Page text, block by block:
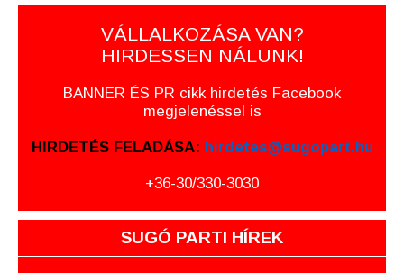
VÁLLALKOZÁSA VAN?
HIRDESSEN NÁLUNK!
BANNER ÉS PR cikk hirdetés Facebook
megjelenéssel is
HIRDETÉS FELADÁSA: hirdetes@sugopart.hu
+36-30/330-3030
SUGÓ PARTI HÍREK